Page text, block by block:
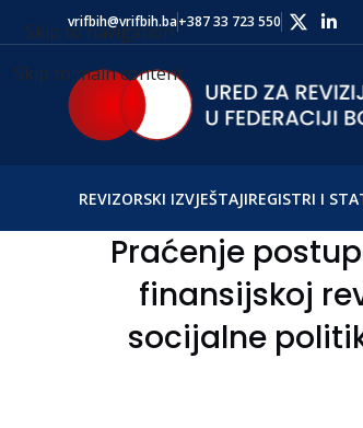
Skip to navigation
Skip to main content
vrifbih@vrifbih.ba+387 33 723 550
REVIZORSKI IZVJEŠTAJIREGISTRI I
Praćenje
finansijskoj
socijalne